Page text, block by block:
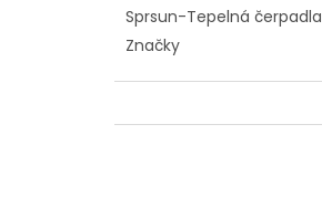
Sprsun-Tepelná čerpadla
Značky